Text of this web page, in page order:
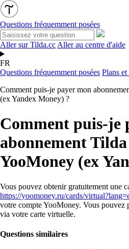
Questions fréquemment posées
Aller sur Tilda.cc Aller au centre d'aide
FR
Questions fréquemment posées Plans
Comment puis-je payer mon
(ex Yandex Money) ?
Comment puis-je
abonnement
YooMoney (ex
Vous pouvez obtenir gratuitement une
https://yoomoney.ru/cards/
votre compte YooMoney. Vous pouvez
via votre carte virtuelle.
Questions similaires